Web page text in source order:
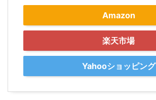
Amazon
楽天市場
Yahooショッピング